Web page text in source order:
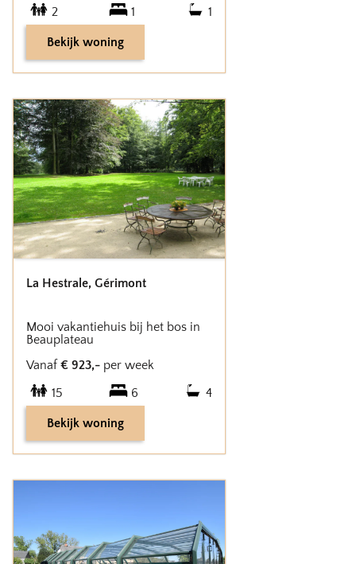
2
1 1
Bekijk woning
La Hestrale, Gérimont
Mooi vakantiehuis bij het bos in
Beauplateau
Vanaf € 923,- per week
15
6 4
Bekijk woning